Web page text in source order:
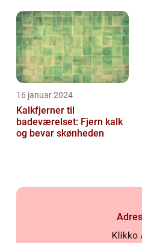
16 januar 2024
Kalkfjerner til
badeværelset: Fjern kalk
og bevar skønheden